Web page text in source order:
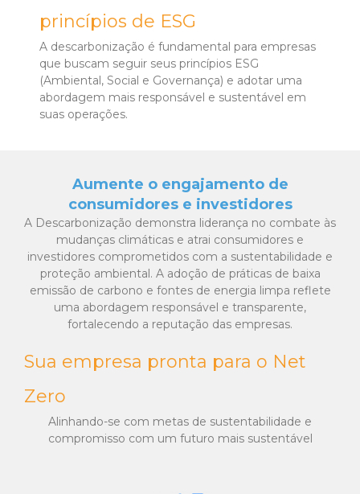
princípios de ESG
A descarbonização é fundamental para empresas
que buscam seguir seus princípios ESG
(Ambiental, Social e Governança) e adotar uma
abordagem mais responsável e sustentável em
suas operações.
Aumente o engajamento de
consumidores e investidores
A Descarbonização demonstra liderança no combate às
mudanças climáticas e atrai consumidores e
investidores comprometidos com a sustentabilidade e
proteção ambiental. A adoção de práticas de baixa
emissão de carbono e fontes de energia limpa reflete
uma abordagem responsável e transparente,
fortalecendo a reputação das empresas.
Sua empresa pronta para o Net
Zero
Alinhando-se com metas de sustentabilidade e
compromisso com um futuro mais sustentável